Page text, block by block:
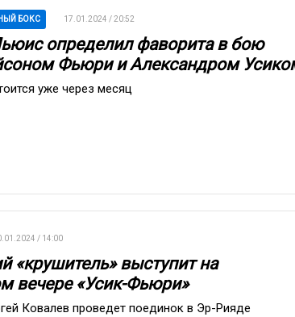
БОКС 17.01.2024 / 20:52
определил фаворита в бою
Фьюри и Александром
уже через месяц
/ 14:00
«крушитель» выступит на
вечере «Усик-Фьюри»
Ковалев проведет поединок в Эр-Рияде